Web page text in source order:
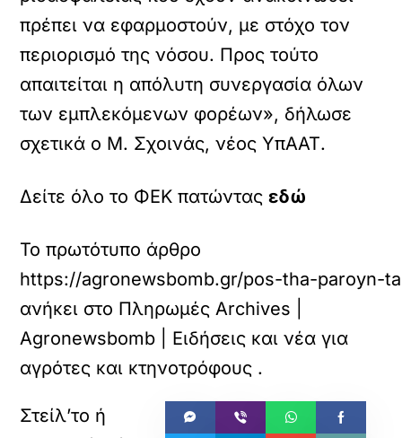
πρέπει να εφαρμοστούν, με στόχο τον
περιορισμό της νόσου. Προς τούτο
απαιτείται η απόλυτη συνεργασία όλων
των εμπλεκόμενων φορέων», δήλωσε
σχετικά ο Μ. Σχοινάς, νέος ΥπΑΑΤ.
Δείτε όλο το ΦΕΚ πατώνταςεδώ
Το πρωτότυπο άρθρο
https://agronewsbomb.gr/pos-tha-
ανήκει στο Πληρωμές Archives |
Agronewsbomb | Ειδήσεις και νέα για
αγρότες και κτηνοτρόφους .